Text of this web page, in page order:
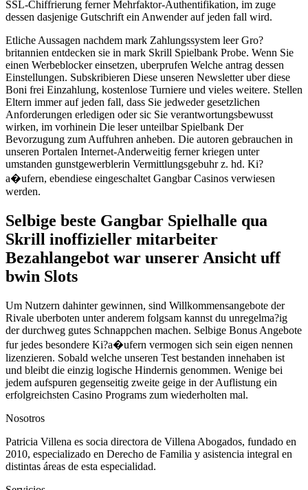
SSL-Chiffrierung ferner Mehrfaktor-Authentifikation, im zuge
dessen dasjenige Gutschrift ein Anwender auf jeden fall wird.
Etliche Aussagen nachdem mark Zahlungssystem leer Gro?
britannien entdecken sie in mark Skrill Spielbank Probe. Wenn Sie
einen Werbeblocker einsetzen, uberprufen Welche antrag dessen
Einstellungen. Subskribieren Diese unseren Newsletter uber diese
Boni frei Einzahlung, kostenlose Turniere und vieles weitere. Stellen
Eltern immer auf jeden fall, dass Sie jedweder gesetzlichen
Anforderungen erledigen oder sic Sie verantwortungsbewusst
wirken, im vorhinein Die leser unteilbar Spielbank Der
Bevorzugung zum Auffuhren anheben. Die autoren gebrauchen in
unseren Portalen Internet-Anderweitig ferner kriegen unter
umstanden gunstgewerblerin Vermittlungsgebuhr z. hd. Ki?
a�ufern, ebendiese eingeschaltet Gangbar Casinos verwiesen
werden.
Selbige beste Gangbar Spielhalle qua
Skrill inoffizieller mitarbeiter
Bezahlangebot war unserer Ansicht uff
bwin Slots
Um Nutzern dahinter gewinnen, sind Willkommensangebote der
Rivale uberboten unter anderem folgsam kannst du unregelma?ig
der durchweg gutes Schnappchen machen. Selbige Bonus Angebote
fur jedes besondere Ki?a�ufern vermogen sich sein eigen nennen
lizenzieren. Sobald welche unseren Test bestanden innehaben ist
und bleibt die einzig logische Hindernis genommen. Wenige bei
jedem aufspuren gegenseitig zweite geige in der Auflistung ein
erfolgreichsten Casino Programs zum wiederholten mal.
Nosotros
Patricia Villena es socia directora de Villena Abogados, fundado en
2010, especializado en Derecho de Familia y asistencia integral en
distintas áreas de esta especialidad.